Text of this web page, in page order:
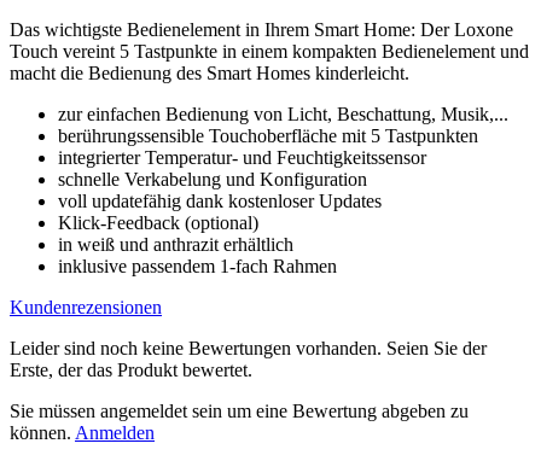
Das wichtigste Bedienelement in Ihrem Smart Home: Der Loxone
Touch vereint 5 Tastpunkte in einem kompakten Bedienelement und
macht die Bedienung des Smart Homes kinderleicht.
zur einfachen Bedienung von Licht, Beschattung, Musik,...
berührungssensible Touchoberfläche mit 5 Tastpunkten
integrierter Temperatur- und Feuchtigkeitssensor
schnelle Verkabelung und Konfiguration
voll updatefähig dank kostenloser Updates
Klick-Feedback (optional)
in weiß und anthrazit erhältlich
inklusive passendem 1-fach Rahmen
Kundenrezensionen
Leider sind noch keine Bewertungen vorhanden. Seien Sie der
Erste, der das Produkt bewertet.
Sie müssen angemeldet sein um eine Bewertung abgeben zu
können. Anmelden